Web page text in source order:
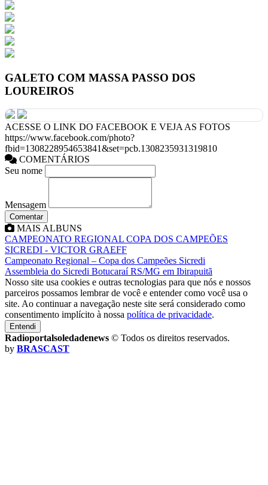
GALETO COM MASSA PASSO DOS
LOUREIROS
ACESSE O LINK DO FACEBOOK E VEJA AS FOTOS
https://www.facebook.com/photo?
fbid=1308228954653841&set=pcb.1308235931319810
COMENTÁRIOS
Seu nome
Mensagem
Comentar
MAIS ALBUNS
CAMPEONATO REGIONAL COPA DOS CAMPEÕES
SICREDI - VICTOR GRAEFF
Campeonato Regional – Copa dos Campeões Sicredi
Assembleia do Sicredi Botucaraí RS/MG em Ibirapuitã
Nosso site usa cookies e outras tecnologias para que nós e nossos
parceiros possamos lembrar de você e entender como você usa o
site. Ao continuar a navegação neste site será considerado como
consentimento implícito à nossa política de privacidade.
Entendi
Radioportalsoledadenews © Todos os direitos reservados.
by BRASCAST